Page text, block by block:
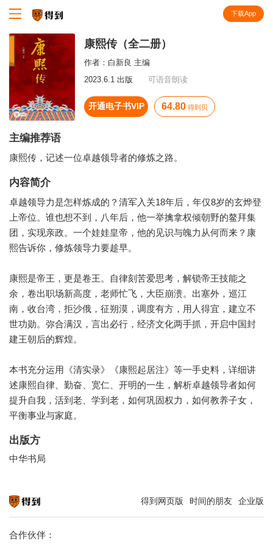
下载App
康熙传（全二册）
作者： 白新良 主编
2023.6.1 出版
可语音朗读
开通电子书VIP 64.80 得到贝
主编推荐语
康熙传，记述一位卓越领导者的修炼之路。
内容简介
卓越领导力是怎样炼成的？清军入关18年后，年仅8岁的玄烨登
上帝位。谁也想不到，八年后，他一举擒拿权倾朝野的鳌拜集
团，实现亲政。一个娃娃皇帝，他的见识与魄力从何而来？康
熙告诉你，修炼领导力要趁早。
康熙是帝王，更是卷王。自律刻苦爱思考，解锁帝王技能之
余，卷出职场新高度，老师忙飞，大臣崩溃。出塞外，巡江
南，收台湾，拒沙俄，征朔漠，调度有方，用人得宜，建立不
世功勋。弥合满汉，言出必行，经济文化两手抓，开启中国封
建王朝后的辉煌。
本书充分运用《清实录》《康熙起居注》等一手史料，详细讲
述康熙自律、勤奋、宽仁、开明的一生，解析卓越领导者如何
提升自我，活到老、学到老，如何巩固权力，如何教养子女，
平衡事业与家庭。
出版方
中华书局
得到网页版 时间的朋友 企业版
合作伙伴：